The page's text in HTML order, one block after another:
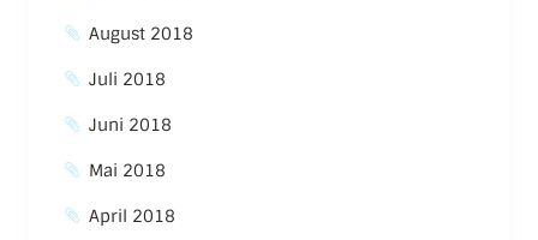
August 2018
Juli 2018
Juni 2018
Mai 2018
April 2018